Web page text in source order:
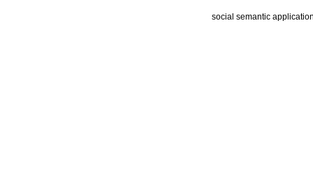
social semantic